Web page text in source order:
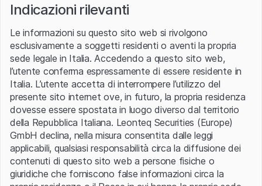
Errore del server.
Indicazioni rilevanti
Le informazioni su questo sito web si rivolgono
esclusivamente a soggetti residenti o aventi la propria
sede legale in Italia. Accedendo a questo sito web,
l’utente conferma espressamente di essere residente in
Italia. L’utente accetta di interrompere l’utilizzo del
presente sito internet ove, in futuro, la propria residenza
dovesse essere spostata in luogo diverso dal territorio
della Repubblica Italiana. Leonteq Securities (Europe)
GmbH declina, nella misura consentita dalle leggi
applicabili, qualsiasi responsabilità circa la diffusione dei
contenuti di questo sito web a persone fisiche o
giuridiche che forniscono false informazioni circa la